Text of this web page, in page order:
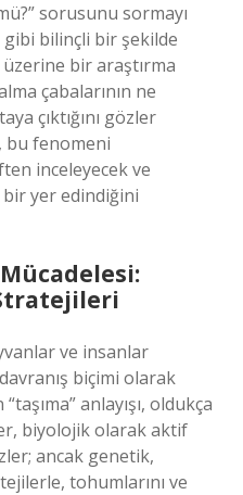
sorusunu sormayı
bilinçli bir şekilde
üzerine bir araştırma
çabalarının ne
çıktığını gözler
bu fenomeni
inceleyecek ve
yer edindiğini
ve insanlar
biçimi olarak
anlayışı, oldukça
biyolojik olarak aktif
ancak genetik,
tohumlarını ve